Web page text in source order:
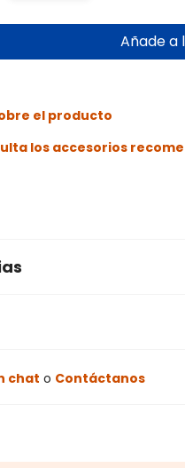
Añade a
el producto
los accesorios
chat o Contáctanos